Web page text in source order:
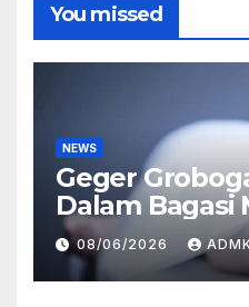
You missed
NEWS
Geger
Dalam Bagasi
Terkait
HP
08/06/2026